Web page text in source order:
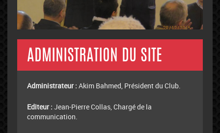
ADMINISTRATION DU SITE
Administrateur : Akim Bahmed, Président du Club.
Editeur : Jean-Pierre Collas, Chargé de la
communication.